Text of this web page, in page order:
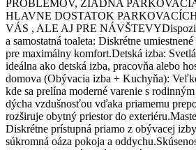
PROBLÉMOV, ŽIADNA
HLAVNE DOSTATOK
VÁS , ALE AJ PRE
a samostatná toaleta: Diskrétne
pre maximálny komfort.Detská izba:
ideálna ako detská izba, pracovňa alebo
domova (Obývacia izba + Kuchyňa):
kde sa prelína moderné varenie s
dýcha vzdušnosťou vďaka priamemu
rozširuje obytný priestor do
Diskrétne prístupná priamo z obývacej
súkromná oáza pokoja a